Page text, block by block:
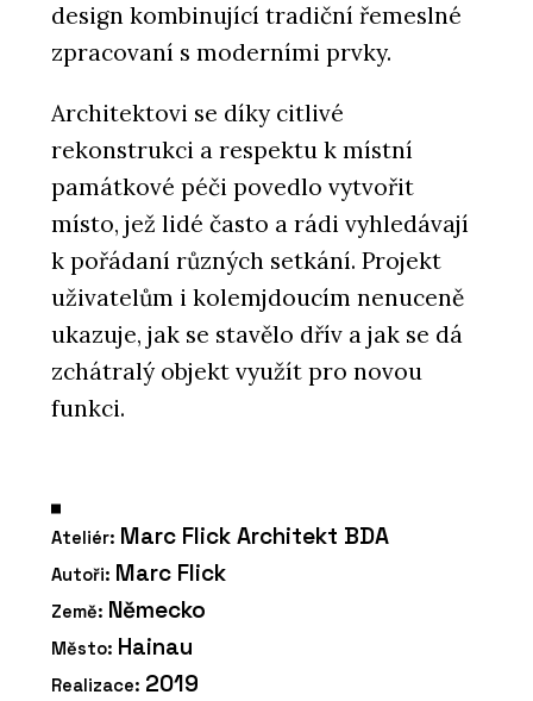
design kombinující tradiční řemeslné
zpracovaní s moderními prvky.
Architektovi se díky citlivé
rekonstrukci a respektu k místní
památkové péči povedlo vytvořit
místo, jež lidé často a rádi vyhledávají
k pořádaní různých setkání. Projekt
uživatelům i kolemjdoucím nenuceně
ukazuje, jak se stavělo dřív a jak se dá
zchátralý objekt využít pro novou
funkci.
Ateliér: Marc Flick Architekt BDA
Autoři: Marc Flick
Země: Německo
Město: Hainau
Realizace: 2019